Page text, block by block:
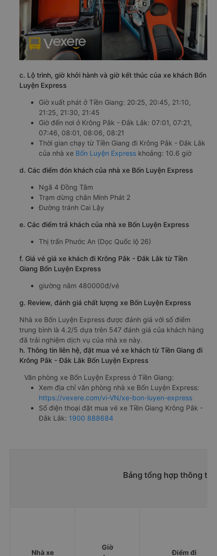
c. Lộ trình, giờ khởi hành và giờ kết thúc của xe khách Bốn
Luyện Express
Giờ xuất phát ở Tiền Giang: 20:25, 20:45, 21:10,
21:25, 21:30, 21:45
Giờ đến nơi ở Krông Pắk - Đắk Lắk: 07:01, 07:21,
07:46, 08:01, 08:06, 08:21
Thời gian chạy từ Tiền Giang đi Krông Pắk - Đắk Lắk
của nhà xe Bốn Luyện Express khoảng: 10.6 giờ
d. Các điểm đón khách của nhà xe Bốn Luyện Express
Ngã 4 Đồng Tâm
Trạm dừng chân Minh Phát 2
Đường tránh Cai Lậy
e. Các điểm trả khách của nhà xe Bốn Luyện Express
Thị trấn Phước An (Dọc Quốc lộ 26)
f. Giá vé giá xe khách đi Krông Pắk - Đắk Lắk từ Tiền
Giang Bốn Luyện Express
giường nằm 480000đ/vé
g. Review, đánh giá chất lượng xe Bốn Luyện Express
Nhà xe Bốn Luyện Express được đánh giá với số điểm
trung bình là 4.2/5 dựa trên 547 đánh giá của khách hàng
đã trải nghiệm dịch vụ của nhà xe này.
h. Thông tin liên hệ, đặt mua vé xe khách từ Tiền Giang đi
Krông Pắk - Đắk Lắk Bốn Luyện Express
Văn phòng xe Bốn Luyện Express ở Tiền Giang:
Xem địa chỉ văn phòng nhà xe Bốn Luyện Express:
https://vexere.com/vi-VN/xe-bon-luyen-express
Số điện thoại đặt mua vé xe Tiền Giang Krông Pắk -
Đắk Lắk: 1900 888684
Bảng tổng hợp thông tin
Nhà xe
Giờ
Điểm đi